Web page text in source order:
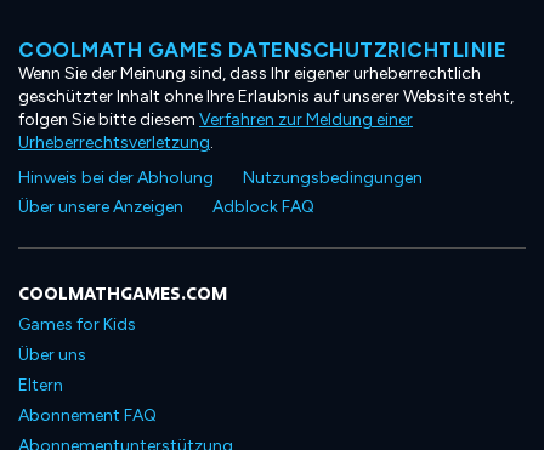
COOLMATH GAMES DATENSCHUTZRICHTLINIE
Wenn Sie der Meinung sind, dass Ihr eigener urheberrechtlich
geschützter Inhalt ohne Ihre Erlaubnis auf unserer Website steht,
folgen Sie bitte diesem Verfahren zur Meldung einer
Urheberrechtsverletzung.
Hinweis bei der Abholung
Nutzungsbedingungen
Über unsere Anzeigen
Adblock FAQ
COOLMATHGAMES.COM
Games for Kids
Über uns
Eltern
Abonnement FAQ